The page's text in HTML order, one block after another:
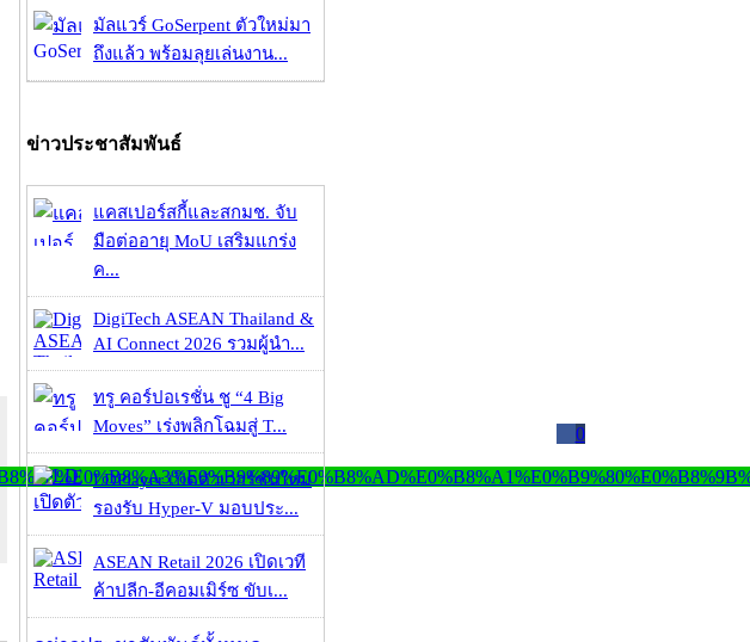
0
มัลแวร์ GoSerpent ตัวใหม่มา
ถึงแล้ว พร้อมลุยเล่นงาน...
ข่าวประชาสัมพันธ์
แคสเปอร์สกี้และสกมช. จับ
มือต่ออายุ MoU เสริมแกร่ง
ค...
DigiTech ASEAN Thailand &
AI Connect 2026 รวมผู้นำ...
ทรู คอร์ปอเรชั่น ชู “4 Big
Moves” เร่งพลิกโฉมสู่ T...
LDPlayer เปิดตัวเวอร์ชันใหม่
รองรับ Hyper-V มอบประ...
ASEAN Retail 2026 เปิดเวที
ค้าปลีก-อีคอมเมิร์ซ ขับเ...